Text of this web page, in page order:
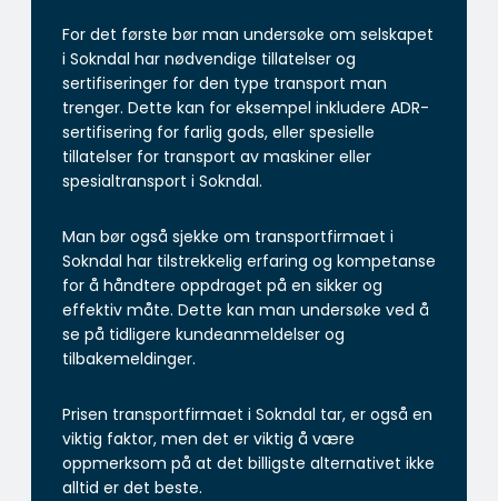
For det første bør man undersøke om selskapet
i Sokndal har nødvendige tillatelser og
sertifiseringer for den type transport man
trenger. Dette kan for eksempel inkludere ADR-
sertifisering for farlig gods, eller spesielle
tillatelser for transport av maskiner eller
spesialtransport i Sokndal.
Man bør også sjekke om transportfirmaet i
Sokndal har tilstrekkelig erfaring og kompetanse
for å håndtere oppdraget på en sikker og
effektiv måte. Dette kan man undersøke ved å
se på tidligere kundeanmeldelser og
tilbakemeldinger.
Prisen transportfirmaet i Sokndal tar, er også en
viktig faktor, men det er viktig å være
oppmerksom på at det billigste alternativet ikke
alltid er det beste.